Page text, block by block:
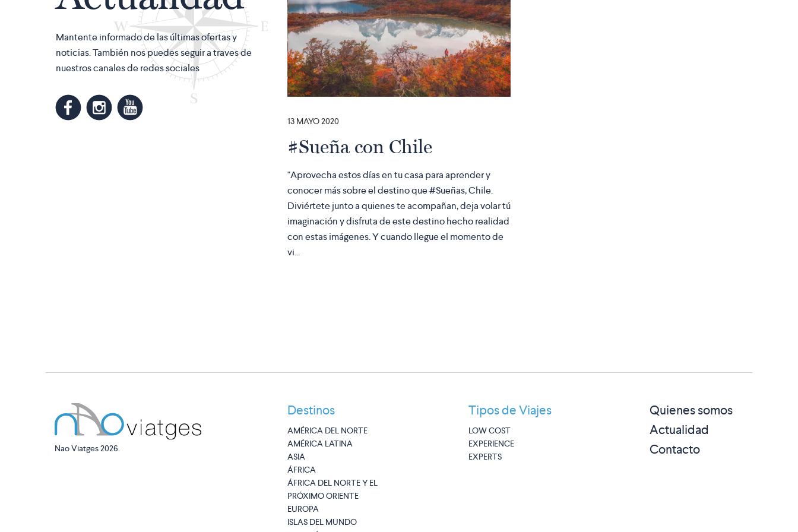
Mantente informado de las últimas ofertas y
noticias. También nos puedes seguir a traves de
nuestros canales de redes sociales
mkn 13 MAYO 2020
#Sueña con Chile
"Aprovecha estos días en tu casa para aprender y
conocer más sobre el destino que #Sueñas, Chile.
Diviértete junto a quienes te acompañan, deja volar tú
imaginación y disfruta de este destino hecho realidad
con estas imágenes. Y cuando llegue el momento de
vi...
Nao Viatges 2026.
Destinos
AMÉRICA DEL NORTE
AMÉRICA LATINA
ASIA
ÁFRICA
ÁFRICA DEL NORTE Y EL
PRÓXIMO ORIENTE
EUROPA
ISLAS DEL MUNDO
Tipos de Viajes
LOW COST
EXPERIENCE
EXPERTS
Quienes somos
Actualidad
Contacto